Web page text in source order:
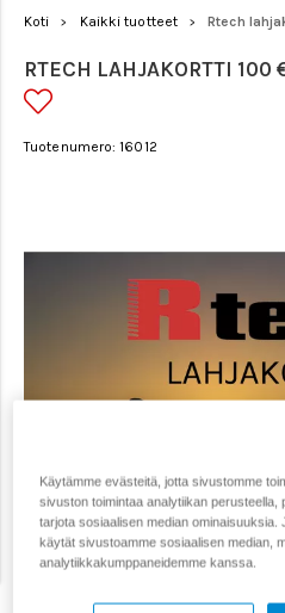
Koti > Kaikki tuotteet > Rtech
RTECH LAHJAKORTTI 100
Tuotenumero: 16012
Käytämme evästeitä, jotta sivustomme
sivuston toimintaa analytiikan perusteella,
tarjota sosiaalisen median ominaisuuksia.
käytät sivustoamme sosiaalisen median,
analytiikkakumppaneidemme kanssa.